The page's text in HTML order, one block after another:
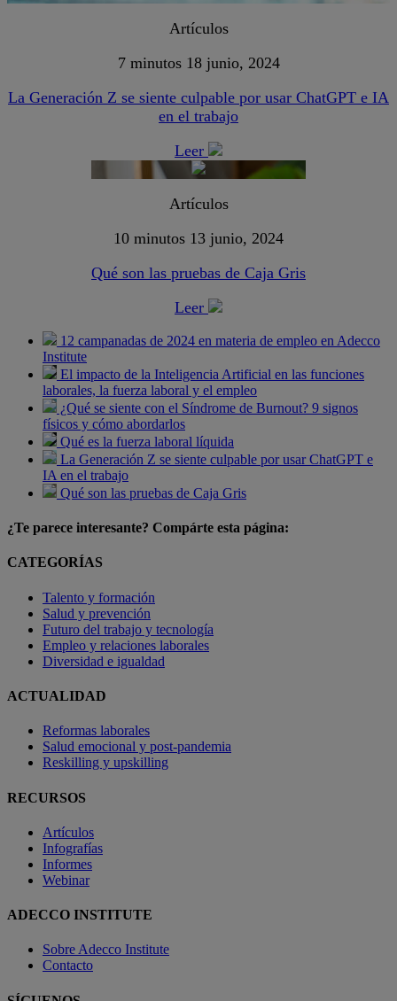
Artículos
7 minutos 18 junio, 2024
La Generación Z se siente culpable por usar ChatGPT e IA
en el trabajo
Leer
Artículos
10 minutos 13 junio, 2024
Qué son las pruebas de Caja Gris
Leer
12 campanadas de 2024 en materia de empleo en Adecco
Institute
El impacto de la Inteligencia Artificial en las funciones
laborales, la fuerza laboral y el empleo
¿Qué se siente con el Síndrome de Burnout? 9 signos
físicos y cómo abordarlos
Qué es la fuerza laboral líquida
La Generación Z se siente culpable por usar ChatGPT e
IA en el trabajo
Qué son las pruebas de Caja Gris
¿Te parece interesante? Compárte esta página:
CATEGORÍAS
Talento y formación
Salud y prevención
Futuro del trabajo y tecnología
Empleo y relaciones laborales
Diversidad e igualdad
ACTUALIDAD
Reformas laborales
Salud emocional y post-pandemia
Reskilling y upskilling
RECURSOS
Artículos
Infografías
Informes
Webinar
ADECCO INSTITUTE
Sobre Adecco Institute
Contacto